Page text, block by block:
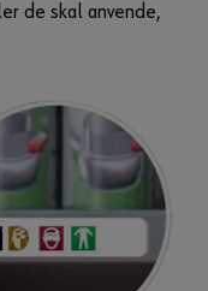
de skal anvende,